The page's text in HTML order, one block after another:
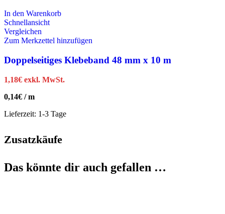
In den Warenkorb
Schnellansicht
Vergleichen
Zum Merkzettel hinzufügen
Doppelseitiges Klebeband 48 mm x 10 m
1,18€ exkl. MwSt.
0,14€ /m
Lieferzeit: 1-3 Tage
Zusatzkäufe
Das könnte dir auch gefallen …